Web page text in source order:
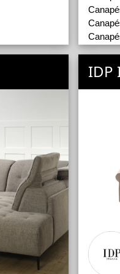
Outdoor
IDP